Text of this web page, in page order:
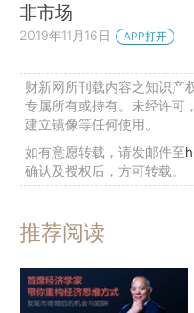
非市场
2019年11月16日 APP打开
财新网所刊载内容之知识产
专属所有或持有。未经许可
建立镜像等任何使用。
如有意愿转载，请发邮件至
确认及授权后，方可转载。
推荐阅读